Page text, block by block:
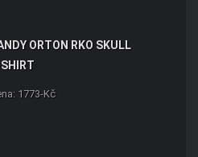
ORTON RKO SKULL
1773-Kč